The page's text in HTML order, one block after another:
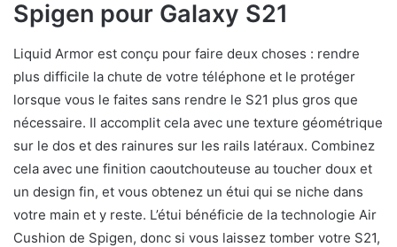
Spigen pour Galaxy S21
Liquid Armor est conçu pour faire deux choses : rendre
plus difficile la chute de votre téléphone et le protéger
lorsque vous le faites sans rendre le S21 plus gros que
nécessaire. Il accomplit cela avec une texture géométrique
sur le dos et des rainures sur les rails latéraux. Combinez
cela avec une finition caoutchouteuse au toucher doux et
un design fin, et vous obtenez un étui qui se niche dans
votre main et y reste. L’étui bénéficie de la technologie Air
Cushion de Spigen, donc si vous laissez tomber votre S21,